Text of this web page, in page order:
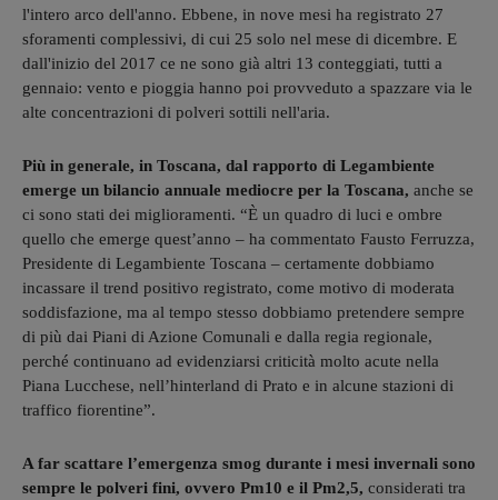
l'intero arco dell'anno. Ebbene, in nove mesi ha registrato 27
sforamenti complessivi, di cui 25 solo nel mese di dicembre. E
dall'inizio del 2017 ce ne sono già altri 13 conteggiati, tutti a
gennaio: vento e pioggia hanno poi provveduto a spazzare via le
alte concentrazioni di polveri sottili nell'aria.
Più in generale, in Toscana, dal rapporto di Legambiente
emerge un bilancio annuale mediocre per la Toscana, anche se
ci sono stati dei miglioramenti. “È un quadro di luci e ombre
quello che emerge quest’anno – ha commentato Fausto Ferruzza,
Presidente di Legambiente Toscana – certamente dobbiamo
incassare il trend positivo registrato, come motivo di moderata
soddisfazione, ma al tempo stesso dobbiamo pretendere sempre
di più dai Piani di Azione Comunali e dalla regia regionale,
perché continuano ad evidenziarsi criticità molto acute nella
Piana Lucchese, nell’hinterland di Prato e in alcune stazioni di
traffico fiorentine”.
A far scattare l’emergenza smog durante i mesi invernali sono
sempre le polveri fini, ovvero Pm10 e il Pm2,5, considerati tra